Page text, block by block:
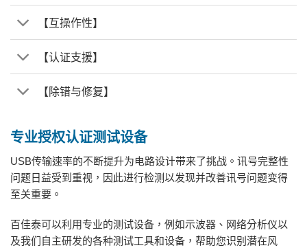
【互操作性】
【认证支援】
【除错与修复】
专业授权认证测试设备
USB传输速率的不断提升为电路设计带来了挑战。讯号完整性
问题日益受到重视，因此进行检测以发现并改善讯号问题变得
至关重要。
百佳泰可以利用专业的测试设备，例如示波器、网络分析仪以
及我们自主研发的各种测试工具和设备，帮助您识别潜在风